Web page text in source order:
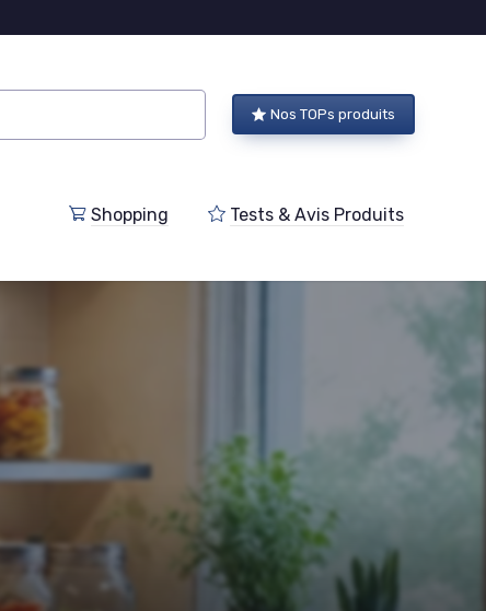
Nos TOPs produits
Shopping Tests & Avis Produits